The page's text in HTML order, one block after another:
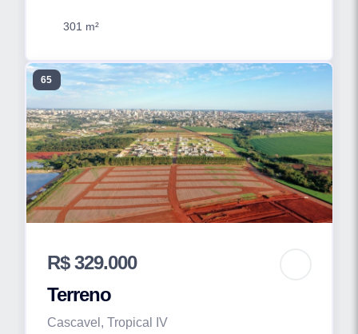
301 m²
65
R$ 329.000
Terreno
Cascavel, Tropical IV